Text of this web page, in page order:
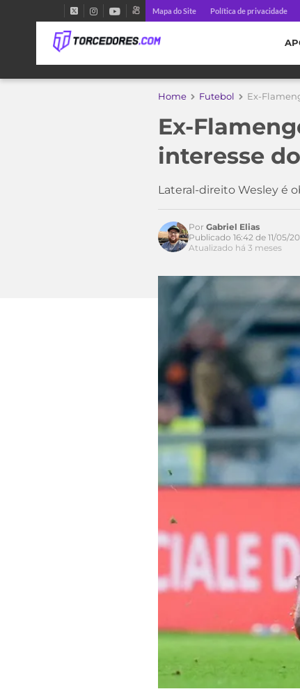
Mapa do Site Política de privacidade
Home Futebol Ex-
Ex-
interesse
Lateral-direito Wesley é
Por Gabriel Elias
Publicado 16:42 de 11/05/
Atualizado há 3 meses